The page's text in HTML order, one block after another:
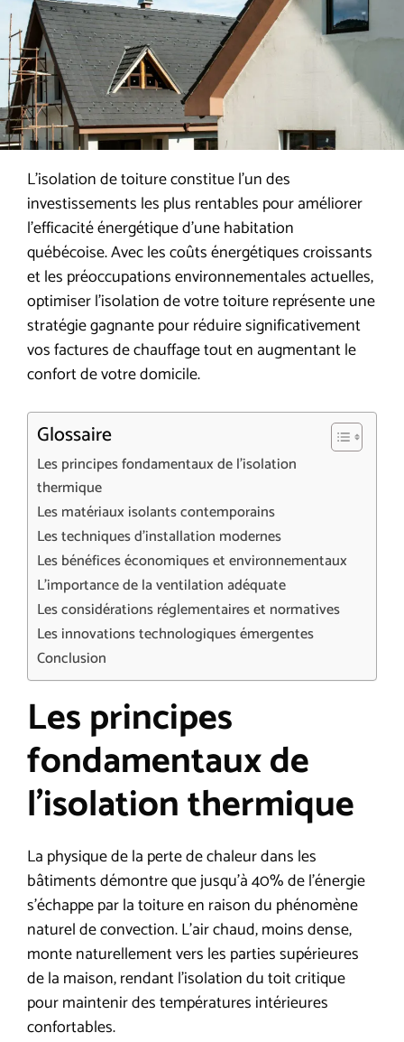
L’isolation de toiture constitue l’un des
investissements les plus rentables pour améliorer
l’efficacité énergétique d’une habitation
québécoise. Avec les coûts énergétiques croissants
et les préoccupations environnementales actuelles,
optimiser l’isolation de votre toiture représente une
stratégie gagnante pour réduire significativement
vos factures de chauffage tout en augmentant le
confort de votre domicile.
Glossaire
Les principes fondamentaux de l’isolation
thermique
Les matériaux isolants contemporains
Les techniques d’installation modernes
Les bénéfices économiques et environnementaux
L’importance de la ventilation adéquate
Les considérations réglementaires et normatives
Les innovations technologiques émergentes
Conclusion
Les principes
fondamentaux de
l’isolation thermique
La physique de la perte de chaleur dans les
bâtiments démontre que jusqu’à 40% de l’énergie
s’échappe par la toiture en raison du phénomène
naturel de convection. L’air chaud, moins dense,
monte naturellement vers les parties supérieures
de la maison, rendant l’isolation du toit critique
pour maintenir des températures intérieures
confortables.